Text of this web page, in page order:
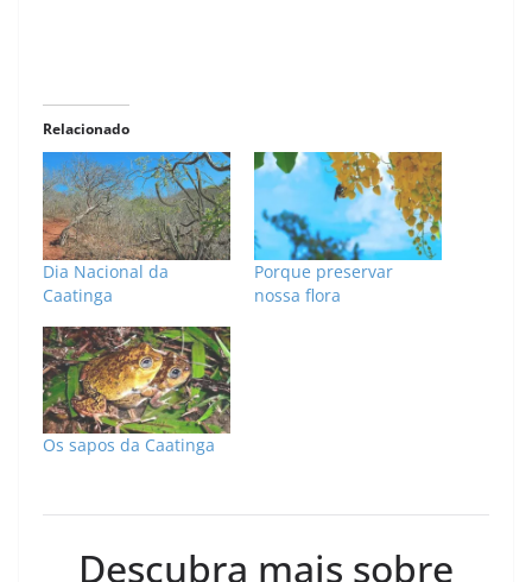
Relacionado
Dia Nacional da
Caatinga
Porque preservar
nossa flora
Os sapos da Caatinga
Descubra mais sobre